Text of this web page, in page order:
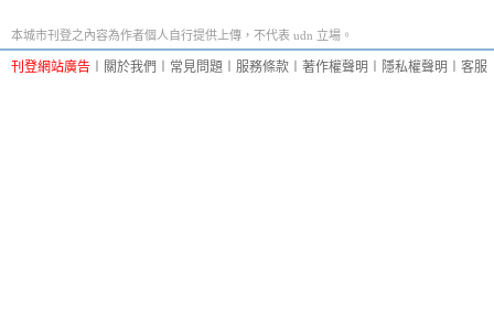
本城市刊登之內容為作者個人自行提供上傳，不代表 udn 立場。
刊登網站廣告 關於我們 常見問題 服務條款 著作權聲明 隱私權聲明 客服